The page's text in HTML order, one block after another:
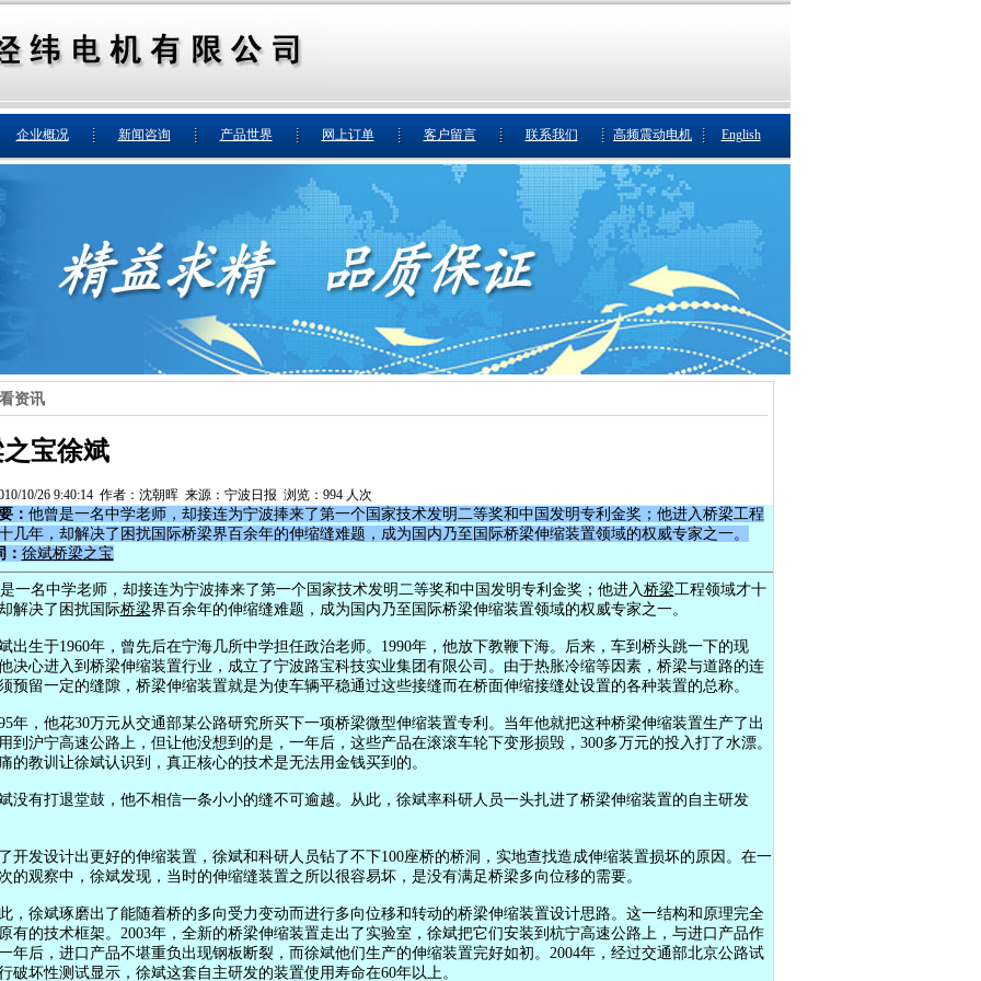
企业概况 新闻咨询 产品世界 网上订单 客户留言 联系我们 高频震动电机 English
资讯
宝徐斌
10/26 9:40:14 作者：沈朝晖 来源：宁波日报 浏览：994 人次
： 他曾是一名中学老师，却接连为宁波捧来了第一个国家技术发明二等奖和中国发明专利金奖；他进入桥梁工程
几年，却解决了困扰国际桥梁界百余年的伸缩缝难题，成为国内乃至国际桥梁伸缩装置领域的权威专家之一。
徐斌桥梁之宝
名中学老师，却接连为宁波捧来了第一个国家技术发明二等奖和中国发明专利金奖；他进入桥梁工程领域才十
解决了困扰国际桥梁界百余年的伸缩缝难题，成为国内乃至国际桥梁伸缩装置领域的权威专家之一。
于1960年，曾先后在宁海几所中学担任政治老师。1990年，他放下教鞭下海。后来，车到桥头跳一下的现
决心进入到桥梁伸缩装置行业，成立了宁波路宝科技实业集团有限公司。由于热胀冷缩等因素，桥梁与道路的连
预留一定的缝隙，桥梁伸缩装置就是为使车辆平稳通过这些接缝而在桥面伸缩接缝处设置的各种装置的总称。
他花30万元从交通部某公路研究所买下一项桥梁微型伸缩装置专利。当年他就把这种桥梁伸缩装置生产了出
到沪宁高速公路上，但让他没想到的是，一年后，这些产品在滚滚车轮下变形损毁，300多万元的投入打了水漂。
的教训让徐斌认识到，真正核心的技术是无法用金钱买到的。
打退堂鼓，他不相信一条小小的缝不可逾越。从此，徐斌率科研人员一头扎进了桥梁伸缩装置的自主研发
设计出更好的伸缩装置，徐斌和科研人员钻了不下100座桥的桥洞，实地查找造成伸缩装置损坏的原因。在一
的观察中，徐斌发现，当时的伸缩缝装置之所以很容易坏，是没有满足桥梁多向位移的需要。
斌琢磨出了能随着桥的多向受力变动而进行多向位移和转动的桥梁伸缩装置设计思路。这一结构和原理完全
有的技术框架。2003年，全新的桥梁伸缩装置走出了实验室，徐斌把它们安装到杭宁高速公路上，与进口产品作
年后，进口产品不堪重负出现钢板断裂，而徐斌他们生产的伸缩装置完好如初。2004年，经过交通部北京公路试
破坏性测试显示，徐斌这套自主研发的装置使用寿命在60年以上。